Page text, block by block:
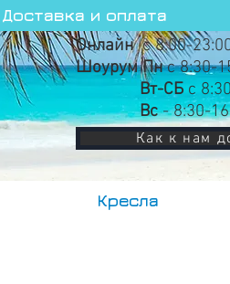
Доставка и оплата
Онлайнс 8:00-
Шоурум Пнс 8:30-
Вт-СБс
Вс- 8:30-
Как к нам
Кресла